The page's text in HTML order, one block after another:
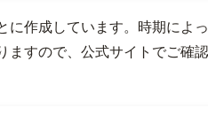
に作成しています。時期によ
すので、公式サイトでご確認